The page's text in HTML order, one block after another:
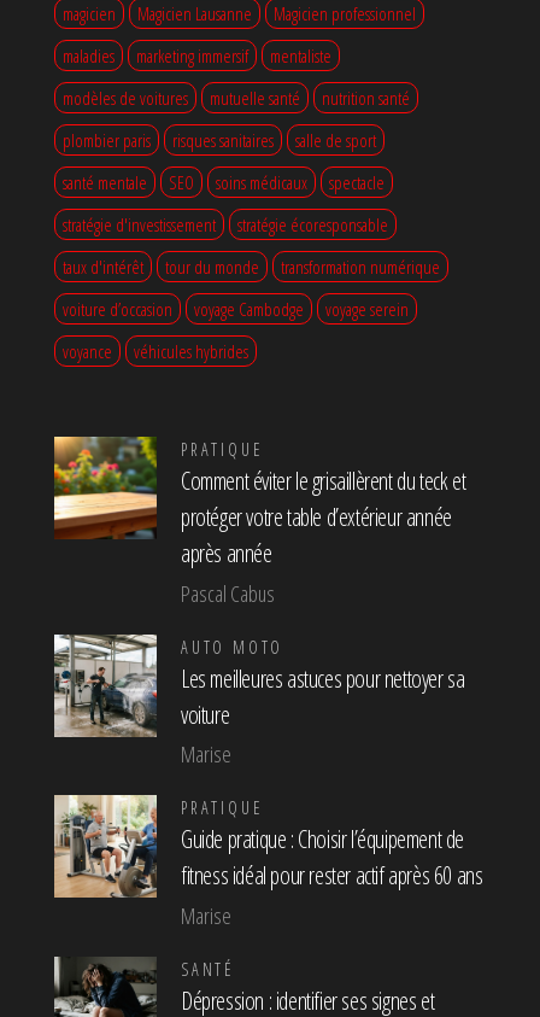
magicien
Magicien Lausanne
Magicien professionnel
maladies
marketing immersif
mentaliste
modèles de voitures
mutuelle santé
nutrition santé
plombier paris
risques sanitaires
salle de sport
santé mentale
SEO soins médicaux
spectacle
stratégie d'investissement
stratégie écoresponsable
taux d'intérêt
tour du monde
transformation numérique
voiture d’occasion
voyage Cambodge
voyage serein
voyance
véhicules hybrides
PRATIQUE
Comment éviter le grisaillèrent du teck et
protéger votre table d’extérieur année
après année
Pascal Cabus
AUTO MOTO
Les meilleures astuces pour nettoyer sa
voiture
Marise
PRATIQUE
Guide pratique : Choisir l’équipement de
fitness idéal pour rester actif après 60 ans
Marise
SANTÉ
Dépression : identifier ses signes et